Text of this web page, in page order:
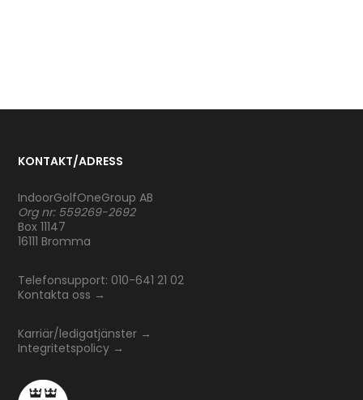
KONTAKT/ADRESS
IndoorGolfOneGroup AB
Org nr: 559269-2692
Box 11147
16111 Bromma
Telefonsupport: 010-641 21 02
Kontakta oss →
Karriär/ledigatjänster →
Integritetspolicy →